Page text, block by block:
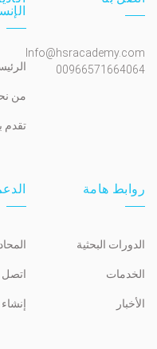
Info@hsracademy.com
00966571664064
من
روابط هامة
الدورات البحثية
الخدمات
الأخبار
اتصل